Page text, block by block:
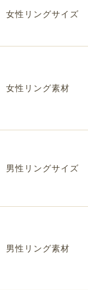
女性リングサイズ
女性リング素材
男性リングサイズ
男性リング素材